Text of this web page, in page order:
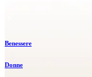
Benessere
Donne